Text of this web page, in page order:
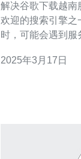
解决谷歌下载越南服务器
欢迎的搜索引擎之
时，可能会遇到服
VPN（虚拟专用网
2025年3月17日